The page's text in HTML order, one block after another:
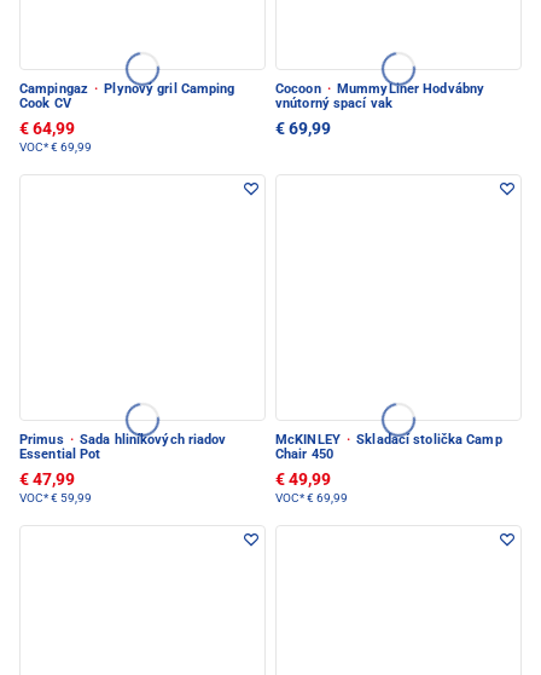
Campingaz · Plynový gril Camping
Cook CV
€ 64,99
VOC*€ 69,99
Cocoon · MummyLiner Hodvábny
vnútorný spací vak
€ 69,99
Primus · Sada hliníkových riadov
Essential Pot
€ 47,99
VOC*€ 59,99
McKINLEY · Skladací stolička Camp
Chair 450
€ 49,99
VOC*€ 69,99